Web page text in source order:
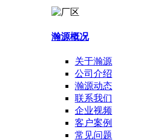
瀚源概况
关于瀚源
公司介绍
瀚源动态
联系我们
企业视频
客户案例
常见问题